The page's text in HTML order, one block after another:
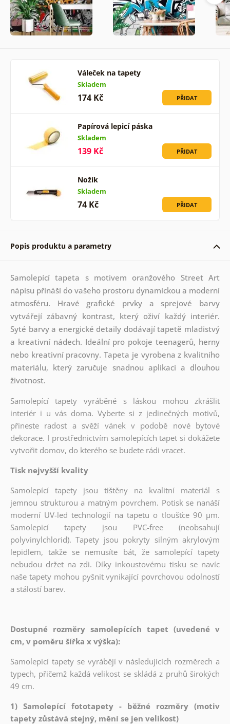
Váleček na tapety
Skladem
174 Kč PŘIDAT
Papírová lepicí páska
Skladem
139 Kč PŘIDAT
Nožík
Skladem
74 Kč PŘIDAT
Popis produktu a parametry
Samolepící tapeta s motivem oranžového Street Art
nápisu přináší do vašeho prostoru dynamickou a moderní
atmosféru. Hravé grafické prvky a sprejové barvy
vytvářejí zábavný kontrast, který oživí každý interiér.
Syté barvy a energické detaily dodávají tapetě mladistvý
a kreativní nádech. Ideální pro pokoje teenagerů, herny
nebo kreativní pracovny. Tapeta je vyrobena z kvalitního
materiálu, který zaručuje snadnou aplikaci a dlouhou
životnost.
Samolepící tapety vyráběné s láskou mohou zkrášlit
interiér i u vás doma. Vyberte si z jedinečných motivů,
přineste radost a svěží vánek v podobě nové bytové
dekorace. I prostřednictvím samolepících tapet si dokážete
vytvořit domov, do kterého se budete rádi vracet.
Tisk nejvyšší kvality
Samolepící tapety jsou tištěny na kvalitní materiál s
jemnou strukturou a matným povrchem. Potisk se nanáší
moderní UV-led technologií na tapetu o tloušťce 90 µm.
Samolepicí tapety jsou PVC-free (neobsahují
polyvinylchlorid). Tapety jsou pokryty silným akrylovým
lepidlem, takže se nemusíte bát, že samolepící tapety
nebudou držet na zdi. Díky inkoustovému tisku se navíc
naše tapety mohou pyšnit vynikající povrchovou odolností
a stálostí barev.
Dostupné rozměry samolepících tapet (uvedené v
cm, v poměru šířka x výška):
Samolepicí tapety se vyrábějí v následujících rozměrech a
typech, přičemž každá velikost se skládá z pruhů širokých
49 cm.
1) Samolepící fototapety - běžné rozměry (motiv
tapety zůstává stejný, mění se jen velikost)